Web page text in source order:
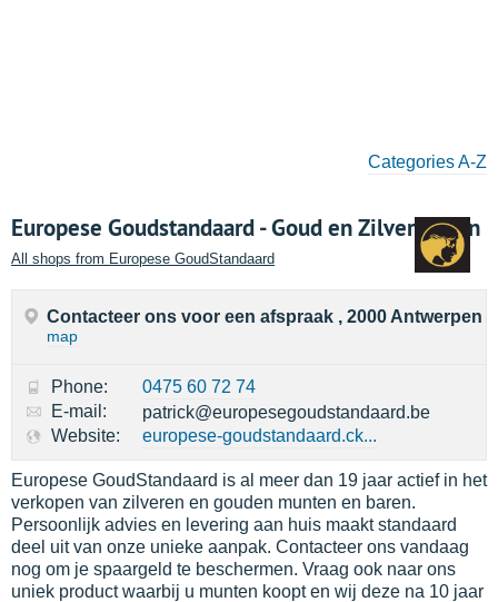
Categories A-Z
Europese Goudstandaard - Goud en Zilver kopen
All shops from Europese GoudStandaard
Contacteer ons voor een afspraak , 2000 Antwerpen
map
Phone:
0475 60 72 74
E-mail:
patrick@europesegoudstandaard.be
Website:
europese-goudstandaard.ck...
Europese GoudStandaard is al meer dan 19 jaar actief in het
verkopen van zilveren en gouden munten en baren.
Persoonlijk advies en levering aan huis maakt standaard
deel uit van onze unieke aanpak. Contacteer ons vandaag
nog om je spaargeld te beschermen. Vraag ook naar ons
uniek product waarbij u munten koopt en wij deze na 10 jaar